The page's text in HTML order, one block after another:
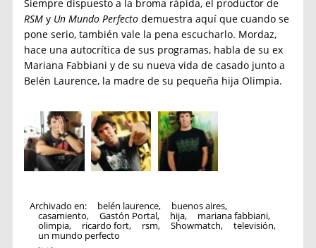
Siempre dispuesto a la broma rápida, el productor de
RSM y Un Mundo Perfectodemuestra aquí que cuando se
pone serio, también vale la pena escucharlo. Mordaz,
hace una autocrítica de sus programas, habla de su ex
Mariana Fabbiani y de su nueva vida de casado junto a
Belén Laurence, la madre de su pequeña hija Olimpia.
Archivado en: belén laurence, buenos aires,
casamiento, Gastón Portal, hija, mariana fabbiani,
olimpia, ricardo fort, rsm, Showmatch, televisión,
un mundo perfecto